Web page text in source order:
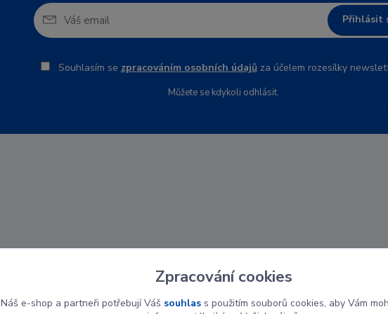
Přihlásit
Souhlasím se zpracováním osobních údajůza účelem rozesílky
Můžete se kdykoli odhlásit.
Zpracování cookies
Náš e-shop a partneři potřebují Váš souhlass použitím souborů cookies, aby Vám